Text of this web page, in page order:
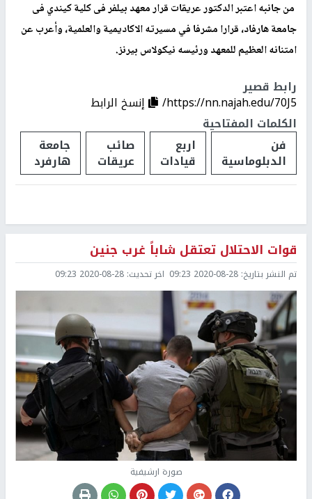
من جانبه اعتبر الدكتور عريقات قرار معهد بيلفر فى كلية كيندي فى
جامعة هارفاد، قرارا مشرفا في مسيرته الاكاديمية والعلمية، وأعرب عن
امتنانه العظيم للمعهد ورئيسه نيكولاس بيرنز.
رابط قصير
https://nn.najah.edu/70J5/
إنسخ الرابط
الكلمات المفتاحية
فن
الدبلوماسية
اربع
قيادات
صائب
عريقات
جامعة
هارفرد
قوات الاحتلال تعتقل شاباً غرب جنين
تم النشر بتاريخ: 2020-08-28 09:23 اخر تحديث: 2020-08-28 09:23
صورة ارشيفية